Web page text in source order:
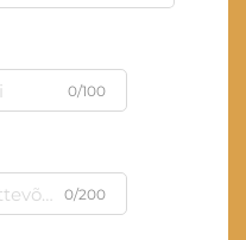
0/100
0/200